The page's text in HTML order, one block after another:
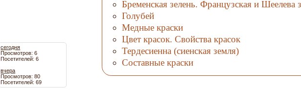
сегодня
Просмотров: 6
Посетителей: 6
вчера
Просмотров: 80
Посетителей: 69
Бременская зелень. Французская и Шеелева
Голубей
Медные краски
Цвет красок. Свойства красок
Тердесиенна (сиенская земля)
Составные краски